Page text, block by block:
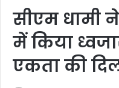
सीएम धामी
में किया
एकता की